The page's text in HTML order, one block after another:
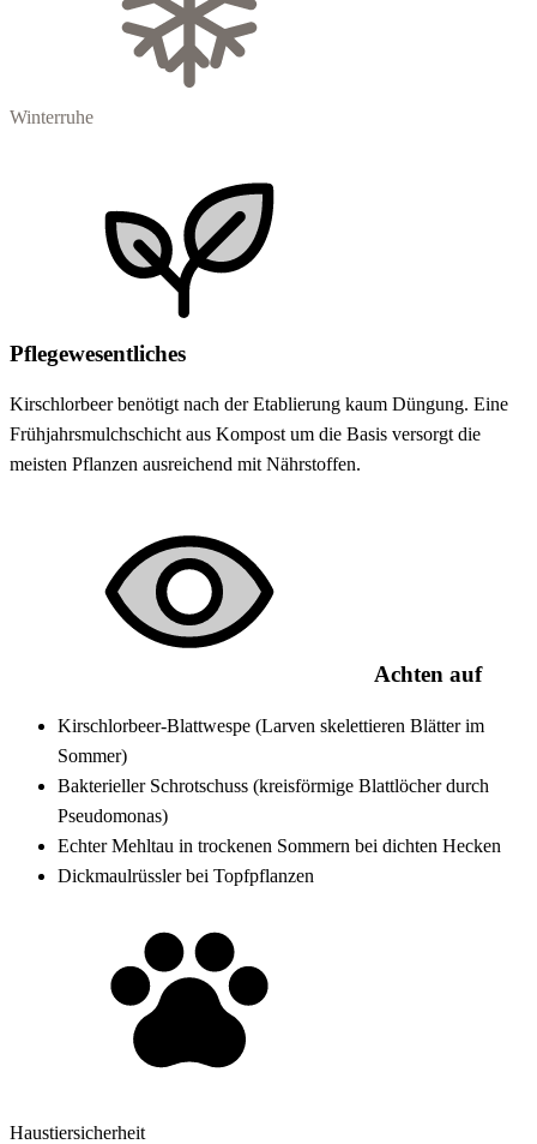
Winterruhe
Pflegewesentliches
Kirschlorbeer benötigt nach der Etablierung kaum Düngung. Eine
Frühjahrsmulchschicht aus Kompost um die Basis versorgt die
meisten Pflanzen ausreichend mit Nährstoffen.
Achten auf
Kirschlorbeer-Blattwespe (Larven skelettieren Blätter im
Sommer)
Bakterieller Schrotschuss (kreisförmige Blattlöcher durch
Pseudomonas)
Echter Mehltau in trockenen Sommern bei dichten Hecken
Dickmaulrüssler bei Topfpflanzen
Haustiersicherheit